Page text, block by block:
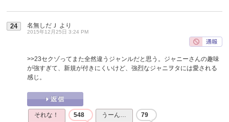
24 名無しだＪ より
2015年12月25日 3:24 PM
>>23セクゾってまた全然違うジャンルだと思う。ジャニーさんの趣味
が強すぎて、新規が付きにくいけど、強烈なジャニヲタには愛される
感じ。
それな！ 548 うーん… 79